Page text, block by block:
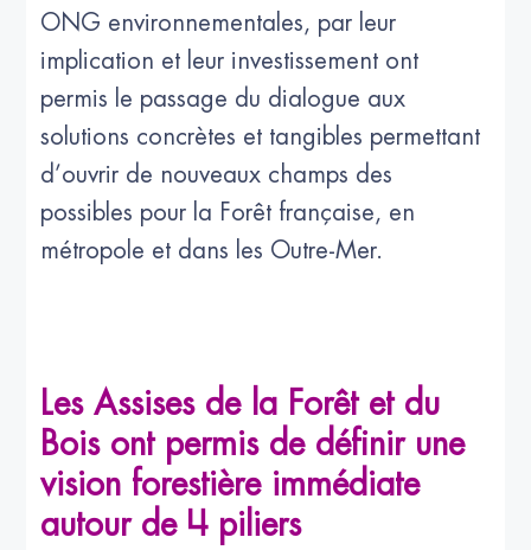
ONG environnementales, par leur
implication et leur investissement ont
permis le passage du dialogue aux
solutions concrètes et tangibles permettant
d’ouvrir de nouveaux champs des
possibles pour la Forêt française, en
métropole et dans les Outre-Mer.
Les Assises de la Forêt et du
Bois ont permis de définir une
vision forestière immédiate
autour de 4 piliers